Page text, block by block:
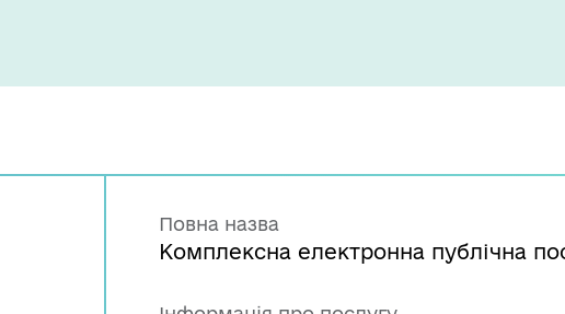
Повна назва
Комплексна електронна публічна